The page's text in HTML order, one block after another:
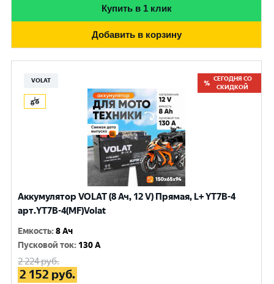
Купить в 1 клик
Добавить в корзину
VOLAT
СЕГОДНЯ СО
СКИДКОЙ
Аккумулятор VOLAT (8 Ач, 12 V) Прямая, L+ YT7B-4
арт.YT7B-4(MF)Volat
Емкость:8 Ач
Пусковой ток: 130 A
2 224руб.
2 152 руб.